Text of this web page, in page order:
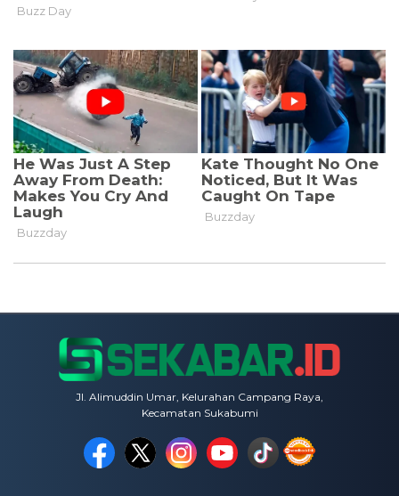
Jl. Alimuddin Umar, Kelurahan Campang Raya,
Kecamatan Sukabumi